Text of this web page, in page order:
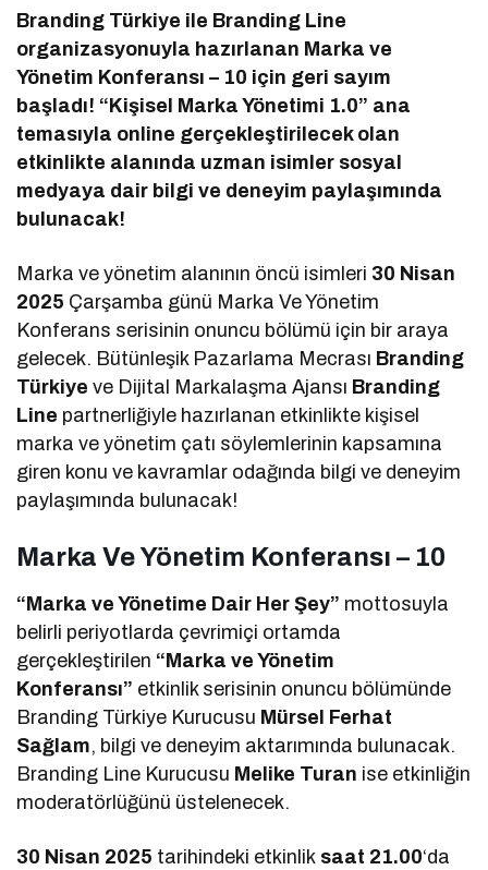
Branding Türkiye ile Branding Line
organizasyonuyla hazırlanan Marka ve
Yönetim Konferansı – 10 için geri sayım
başladı! “Kişisel Marka Yönetimi 1.0” ana
temasıyla online gerçekleştirilecek olan
etkinlikte alanında uzman isimler sosyal
medyaya dair bilgi ve deneyim paylaşımında
bulunacak!
Marka ve yönetim alanının öncü isimleri 30 Nisan
2025 Çarşamba günü Marka Ve Yönetim
Konferans serisinin onuncu bölümü için bir araya
gelecek. Bütünleşik Pazarlama Mecrası Branding
Türkiye ve Dijital Markalaşma Ajansı Branding
Line partnerliğiyle hazırlanan etkinlikte kişisel
marka ve yönetim çatı söylemlerinin kapsamına
giren konu ve kavramlar odağında bilgi ve deneyim
paylaşımında bulunacak!
Marka Ve Yönetim Konferansı – 10
“Marka ve Yönetime Dair Her Şey” mottosuyla
belirli periyotlarda çevrimiçi ortamda
gerçekleştirilen “Marka ve Yönetim
Konferansı” etkinlik serisinin onuncu bölümünde
Branding Türkiye Kurucusu Mürsel Ferhat
Sağlam, bilgi ve deneyim aktarımında bulunacak.
Branding Line Kurucusu Melike Turan ise etkinliğin
moderatörlüğünü üstelenecek.
30 Nisan 2025 tarihindeki etkinlik saat 21.00‘da